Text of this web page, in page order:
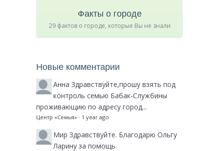
Факты о городе
29 фактов о городе, которые Вы не знали
Новые комментарии
Анна Здравствуйте,прошу взять под
контроль семью Бабак-Службины
проживающию по адресу город...
Центр «Семья» · 1 year ago
Мир Здравствуйте. Благодарю Ольгу
Ларину за помощь.